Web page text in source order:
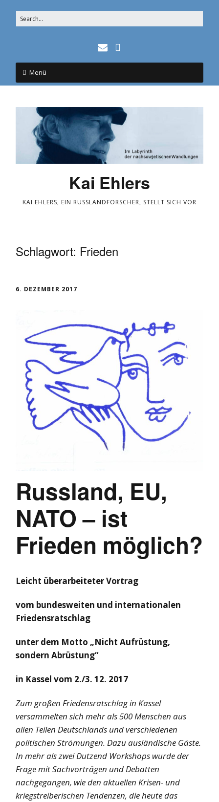
Menü
Kai Ehlers
KAI EHLERS, EIN RUSSLANDFORSCHER, STELLT SICH VOR
Schlagwort: Frieden
6. DEZEMBER 2017
Russland, EU,
NATO – ist
Frieden möglich?
Leicht überarbeiteter Vortrag
vom bundesweiten und internationalen
Friedensratschlag
unter dem Motto „Nicht Aufrüstung,
sondern Abrüstung“
in Kassel vom 2./3. 12. 2017
Zum großen Friedensratschlag in Kassel
versammelten sich mehr als 500 Menschen aus
allen Teilen Deutschlands und verschiedenen
politischen Strömungen. Dazu ausländische Gäste.
In mehr als zwei Dutzend Workshops wurde der
Frage mit Sachvorträgen und Debatten
nachgegangen, wie den aktuellen Krisen- und
kriegstreiberischen Tendenzen, die heute das